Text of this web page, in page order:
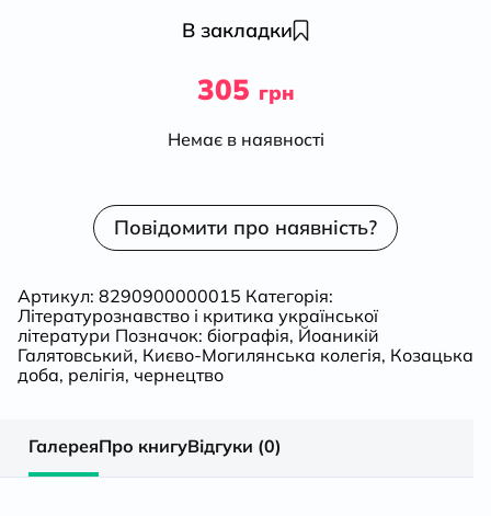
В закладки
305 грн
Немає в наявності
Повідомити про наявність?
Артикул: 8290900000015 Категорія:
Літературознавство і критика української
літератури Позначок: біографія, Йоаникій
Галятовський, Києво-Могилянська колегія, Козацька
доба, релігія, чернецтво
ГалереяПро книгуВідгуки (0)